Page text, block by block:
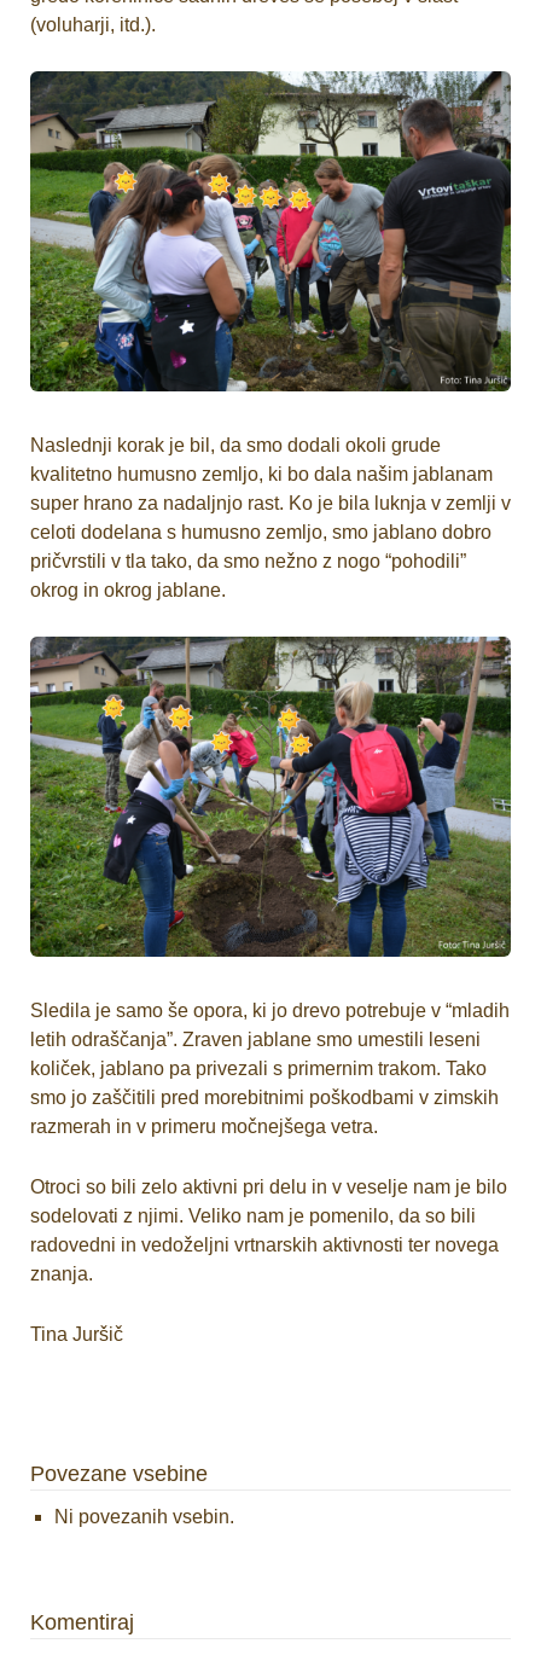
(voluharji, itd.).
Naslednji korak je bil, da smo dodali okoli grude
kvalitetno humusno zemljo, ki bo dala našim jablanam
super hrano za nadaljnjo rast. Ko je bila luknja v zemlji v
celoti dodelana s humusno zemljo, smo jablano dobro
pričvrstili v tla tako, da smo nežno z nogo “pohodili”
okrog in okrog jablane.
Sledila je samo še opora, ki jo drevo potrebuje v “mladih
letih odraščanja”. Zraven jablane smo umestili leseni
količek, jablano pa privezali s primernim trakom. Tako
smo jo zaščitili pred morebitnimi poškodbami v zimskih
razmerah in v primeru močnejšega vetra.
Otroci so bili zelo aktivni pri delu in v veselje nam je bilo
sodelovati z njimi. Veliko nam je pomenilo, da so bili
radovedni in vedoželjni vrtnarskih aktivnosti ter novega
znanja.
Tina Juršič
Povezane vsebine
Ni povezanih vsebin.
Komentiraj